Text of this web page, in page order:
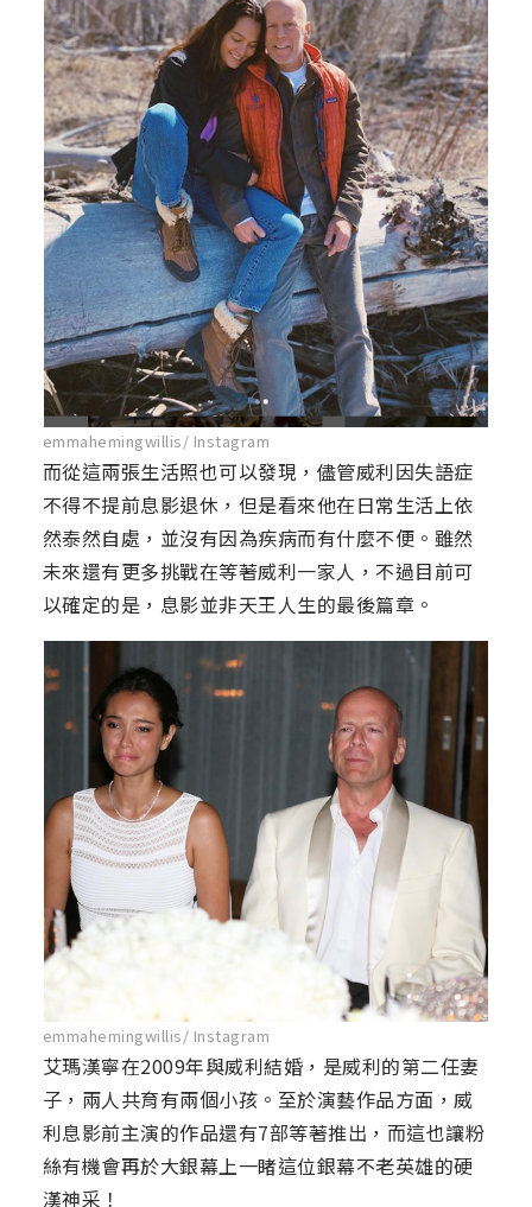
emmahemingwillis/ Instagram
而從這兩張生活照也可以發現，儘管威利因失語症
不得不提前息影退休，但是看來他在日常生活上依
然泰然自處，並沒有因為疾病而有什麼不便。雖然
未來還有更多挑戰在等著威利一家人，不過目前可
以確定的是，息影並非天王人生的最後篇章。
emmahemingwillis/ Instagram
艾瑪漢寧在2009年與威利結婚，是威利的第二任妻
子，兩人共育有兩個小孩。至於演藝作品方面，威
利息影前主演的作品還有7部等著推出，而這也讓粉
絲有機會再於大銀幕上一睹這位銀幕不老英雄的硬
漢神采！